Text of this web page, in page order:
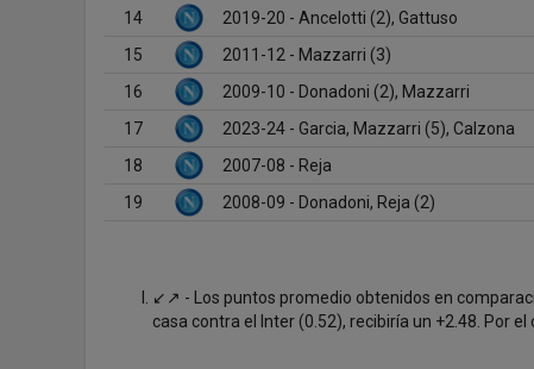
14
2019-20 - Ancelotti (2), Gattuso
15
2011-12 - Mazzarri (3)
16
2009-10 - Donadoni (2), Mazzarri
17
2023-24 - Garcia, Mazzarri (5), Calzona
18
2007-08 - Reja
19
2008-09 - Donadoni, Reja (2)
↙↗ - Los puntos promedio obtenidos en
casa contra el Inter (0.52), recibiría un +2.48. Por